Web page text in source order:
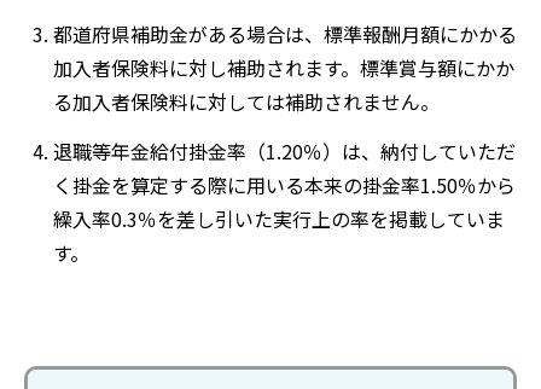
都道府県補助金がある場合は、標準報酬月額にかかる
加入者保険料に対し補助されます。標準賞与額にかか
る加入者保険料に対しては補助されません。
退職等年金給付掛金率（1.20％）は、納付していただ
く掛金を算定する際に用いる本来の掛金率1.50％から
繰入率0.3％を差し引いた実行上の率を掲載していま
す。